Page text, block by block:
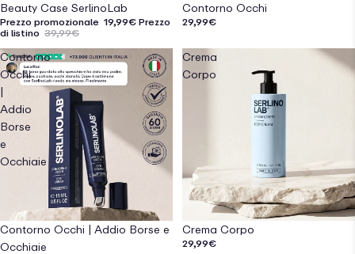
Esaurito
Beauty Case SerlinoLab
Prezzo promozionale 19,99€ Prezzo
di listino 39,99€
Contorno Occhi
29,99€
Contorno
Occhi
|
Addio
Borse
e
Occhiaie
Contorno Occhi | Addio Borse e
Occhiaie
Crema
Corpo
Crema Corpo
29,99€